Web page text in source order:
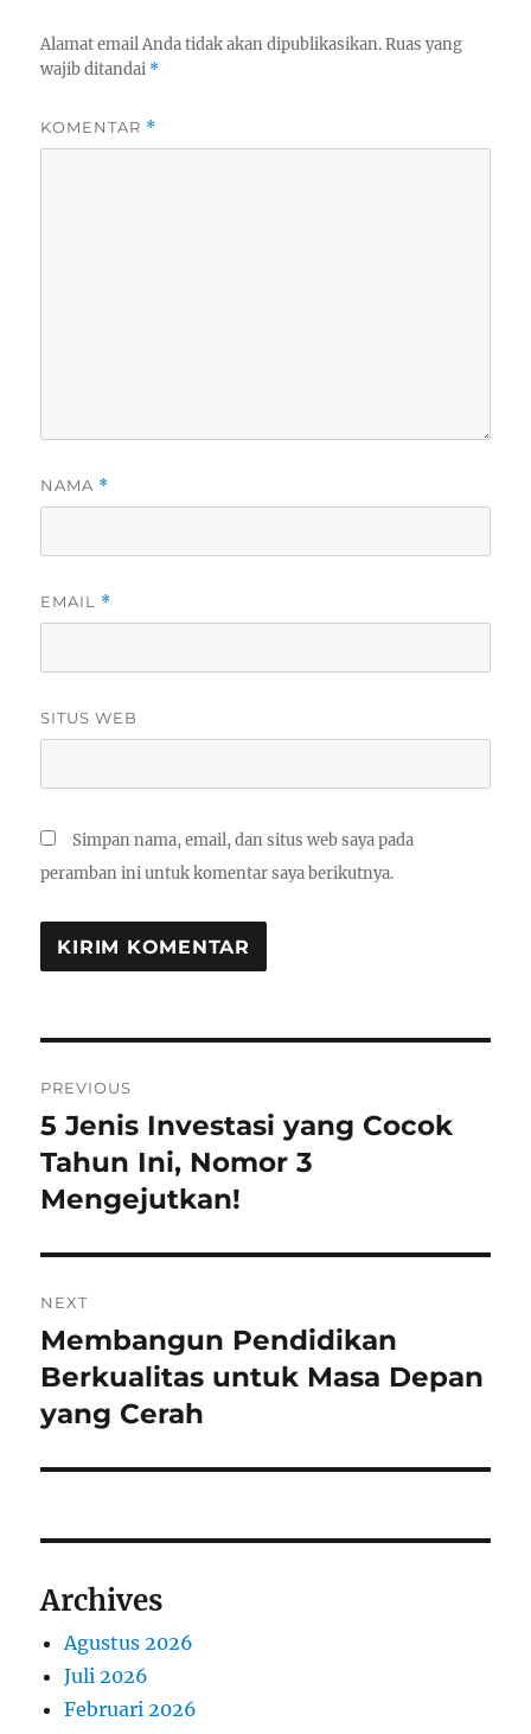
Alamat email Anda tidak akan dipublikasikan. Ruas yang
wajib ditandai *
KOMENTAR *
NAMA *
EMAIL *
SITUS WEB
Simpan nama, email, dan situs web saya pada
peramban ini untuk komentar saya berikutnya.
pos
PREVIOUS
Previous
post:
5 Jenis Investasi yang Cocok
Tahun Ini, Nomor 3
Mengejutkan!
NEXT
Next
post:
Membangun Pendidikan
Berkualitas untuk Masa Depan
yang Cerah
Archives
Agustus 2026
Juli 2026
Februari 2026